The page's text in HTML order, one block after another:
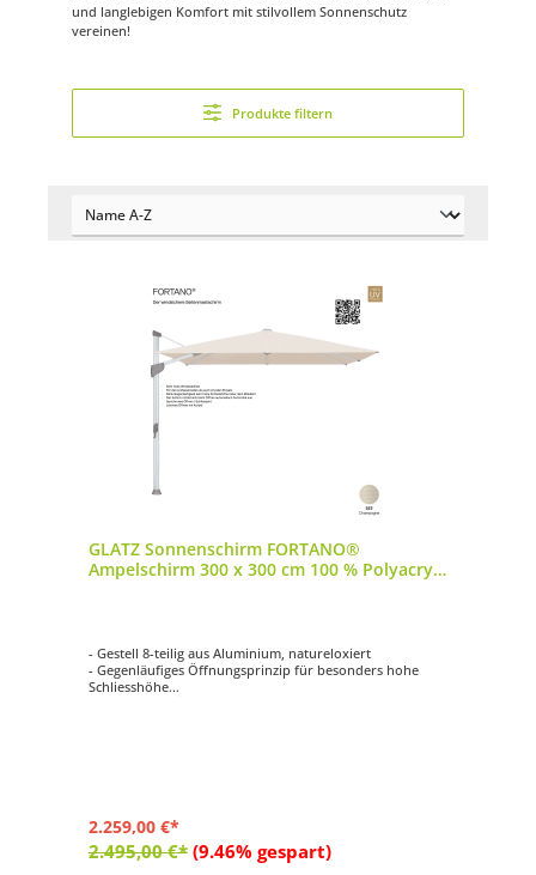
und langlebigen Komfort mit stilvollem Sonnenschutz
vereinen!
Produkte filtern
GLATZ Sonnenschirm FORTANO®
Ampelschirm 300 x 300 cm 100 % Polyacryl
- Gestell 8-teilig aus Aluminium, natureloxiert
- Gegenläufiges Öffnungsprinzip für besonders hohe
Schliesshöhe
2.259,00 €*
2.495,00 €* (9.46% gespart)